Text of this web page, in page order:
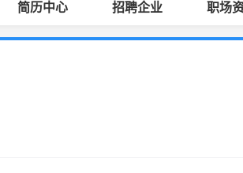
简历中心 招聘企业 职场